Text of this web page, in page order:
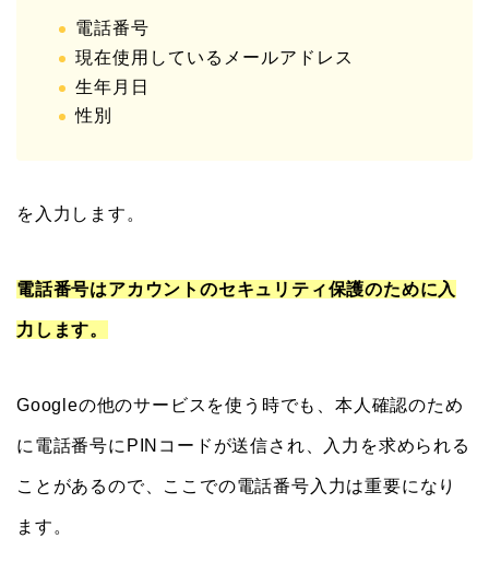
電話番号
現在使用しているメールアドレス
生年月日
性別
を入力します。
電話番号はアカウントのセキュリティ保護のために入
力します。
Googleの他のサービスを使う時でも、本人確認のため
に電話番号にPINコードが送信され、入力を求められる
ことがあるので、ここでの電話番号入力は重要になり
ます。